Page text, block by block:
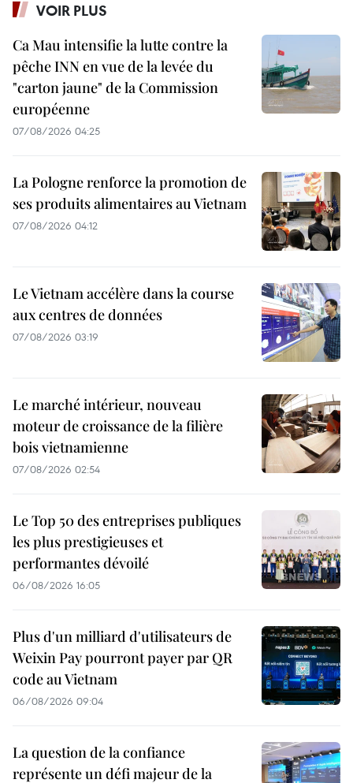
VOIR PLUS
Ca Mau intensifie la lutte contre la
pêche INN en vue de la levée du
"carton jaune" de la Commission
européenne
07/08/2026 04:25
La Pologne renforce la promotion de
ses produits alimentaires au Vietnam
07/08/2026 04:12
Le Vietnam accélère dans la course
aux centres de données
07/08/2026 03:19
Le marché intérieur, nouveau
moteur de croissance de la filière
bois vietnamienne
07/08/2026 02:54
Le Top 50 des entreprises publiques
les plus prestigieuses et
performantes dévoilé
06/08/2026 16:05
Plus d'un milliard d'utilisateurs de
Weixin Pay pourront payer par QR
code au Vietnam
06/08/2026 09:04
La question de la confiance
représente un défi majeur de la